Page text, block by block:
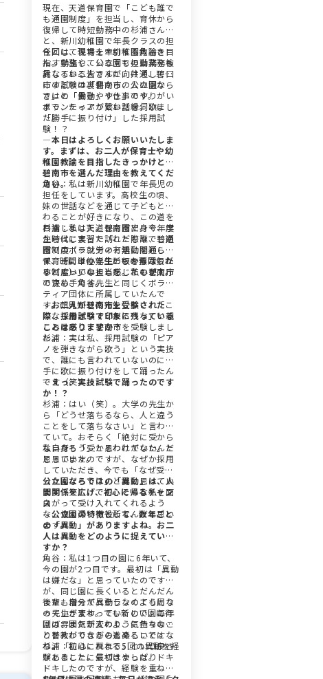
現在、天道保育園で「こども誰で
も通園制度」を担当し、育休から
復帰して時短勤務中の杉浦さん
と、新川幼稚園で年長クラスの担
任として現場を牽引する角谷さ
ん。勤務している園も担当業務も
異なるお二人ですが、共通して口
にするのは「碧南市の人の温か
さ」と「働きやすさ」です。
今回は、保育士・幼稚園教諭を目
指す学生や、公立園での勤務を検
討している皆さんに向けて、碧南
市の試験の裏側から、公立園なら
ではの「異動」や仕事のやりがい
まで、たっぷりとお話を伺いまし
た。
ボランティアが繋いだ縁。歌に
「勝手に振り付け」した採用試
験！？
―本日はよろしくお願いいたしま
す。まずは、お二人が保育士や幼
稚園教諭を目指したきっかけと、
碧南市を選んだ理由を教えてくだ
さい。
角谷：私は新川幼稚園で年長児の
担任をしています。高校生の頃、
妹の世話などを通じて子どもと関
わることが好きになり、この道を
目指しました。碧南市出身で、学
生時代に実習で訪れた際や、碧南
市でのボランティア活動を通し
て、「ここの先生たちの雰囲気が
すごくいいな」と感じたのが入庁
の決め手です。
杉浦：私は天道保育園で、今年度
からはじまった「こども誰でも通
園制度（※就労の有無に関わら
ず、時間単位で子どもを預けられ
る制度）」の担当をしています。
保育士には小学生の頃からなりた
いと思っていました。私も碧南市
で育ち、角谷先生と同じくボラン
ティア団体に所属していたんで
す。顔見知りの先生も多く、「こ
こなら働きやすいだろうな」と親
しみを感じて碧南市を受験しまし
た。
―お二人が碧南市を受験された
際、採用試験で印象に残っている
ことはありますか？
杉浦：実は私、採用試験の「ピア
ノを弾きながら歌う」という実技
で、誰にも言われていないのに勝
手に歌に振り付けをして踊ったん
です（笑）。
―えっ、実技試験で踊ったのです
か！？
杉浦：はい（笑）。大学の先生か
ら「どうせ落ちるなら、人と違う
ことをして落ちなさい」と言われ
ていて。おそらく「絶対に受から
ないだろう」と思われていたんだ
と思います。
私自身も「受かるわけがない」と
思っていたのですが、なぜか採用
していただき、今でも「なぜ受か
ったんだろう？」と謎に思ってい
ます（笑）。でも、そんな私を面
白がって受け入れてくれるよう
な、懐の深い市役所なんだと思い
ます。
公立園ならではの「異動」は、人
間関係を広げ、初心に帰るチャン
ス
―公立園の特徴として、数年ごと
の「異動」がありますよね。お二
人は異動をどのように捉えていま
すか？
角谷：私は1つ目の園に6年いて、
今の園が2つ目です。最初は「異動
は嫌だな」と思っていたのです
が、同じ園に長くいるとだんだん
後輩も増えてベテランのようにな
っていきます。でも新しい園に行
けば、また新人のように色々なこ
とを教わりながら進めることにな
り、「初心に戻れる」という良さ
があることに気づきました。
また、自分が異動しなくても周り
の先生が変わっていくので、毎年
園の雰囲気が変わり、気持ちの切
り替えができるのも楽しいです
ね。
杉浦：私はこれまで5回の異動を経
験しました。最初はやっぱりドキ
ドキしたのですが、経験を重ねて